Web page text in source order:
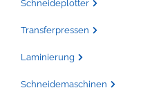
Schneideplotter
Transferpressen
Laminierung
Schneidemaschinen